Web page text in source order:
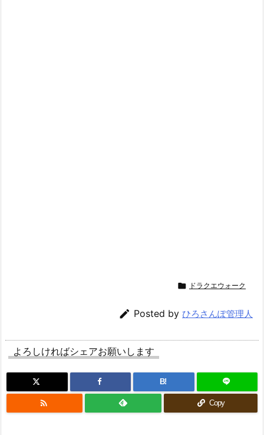
 ドラクエウォーク
 Posted by ひろさんぽ管理人
よろしければシェアお願いします
B!
 Copy